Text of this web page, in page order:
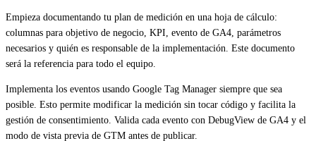
Empieza documentando tu plan de medición en una hoja de cálculo:
columnas para objetivo de negocio, KPI, evento de GA4, parámetros
necesarios y quién es responsable de la implementación. Este documento
será la referencia para todo el equipo.
Implementa los eventos usando Google Tag Manager siempre que sea
posible. Esto permite modificar la medición sin tocar código y facilita la
gestión de consentimiento. Valida cada evento con DebugView de GA4 y el
modo de vista previa de GTM antes de publicar.